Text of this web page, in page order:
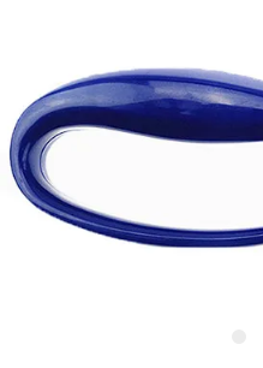
SITEMAP
PRIVACY
POLICY